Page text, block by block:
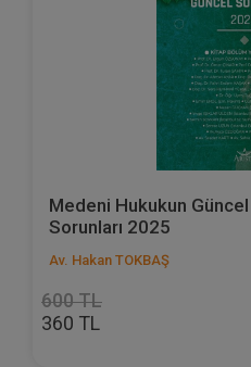
Medeni Hukukun Güncel
Sorunları 2025
Av. Hakan TOKBAŞ
600 TL
360 TL